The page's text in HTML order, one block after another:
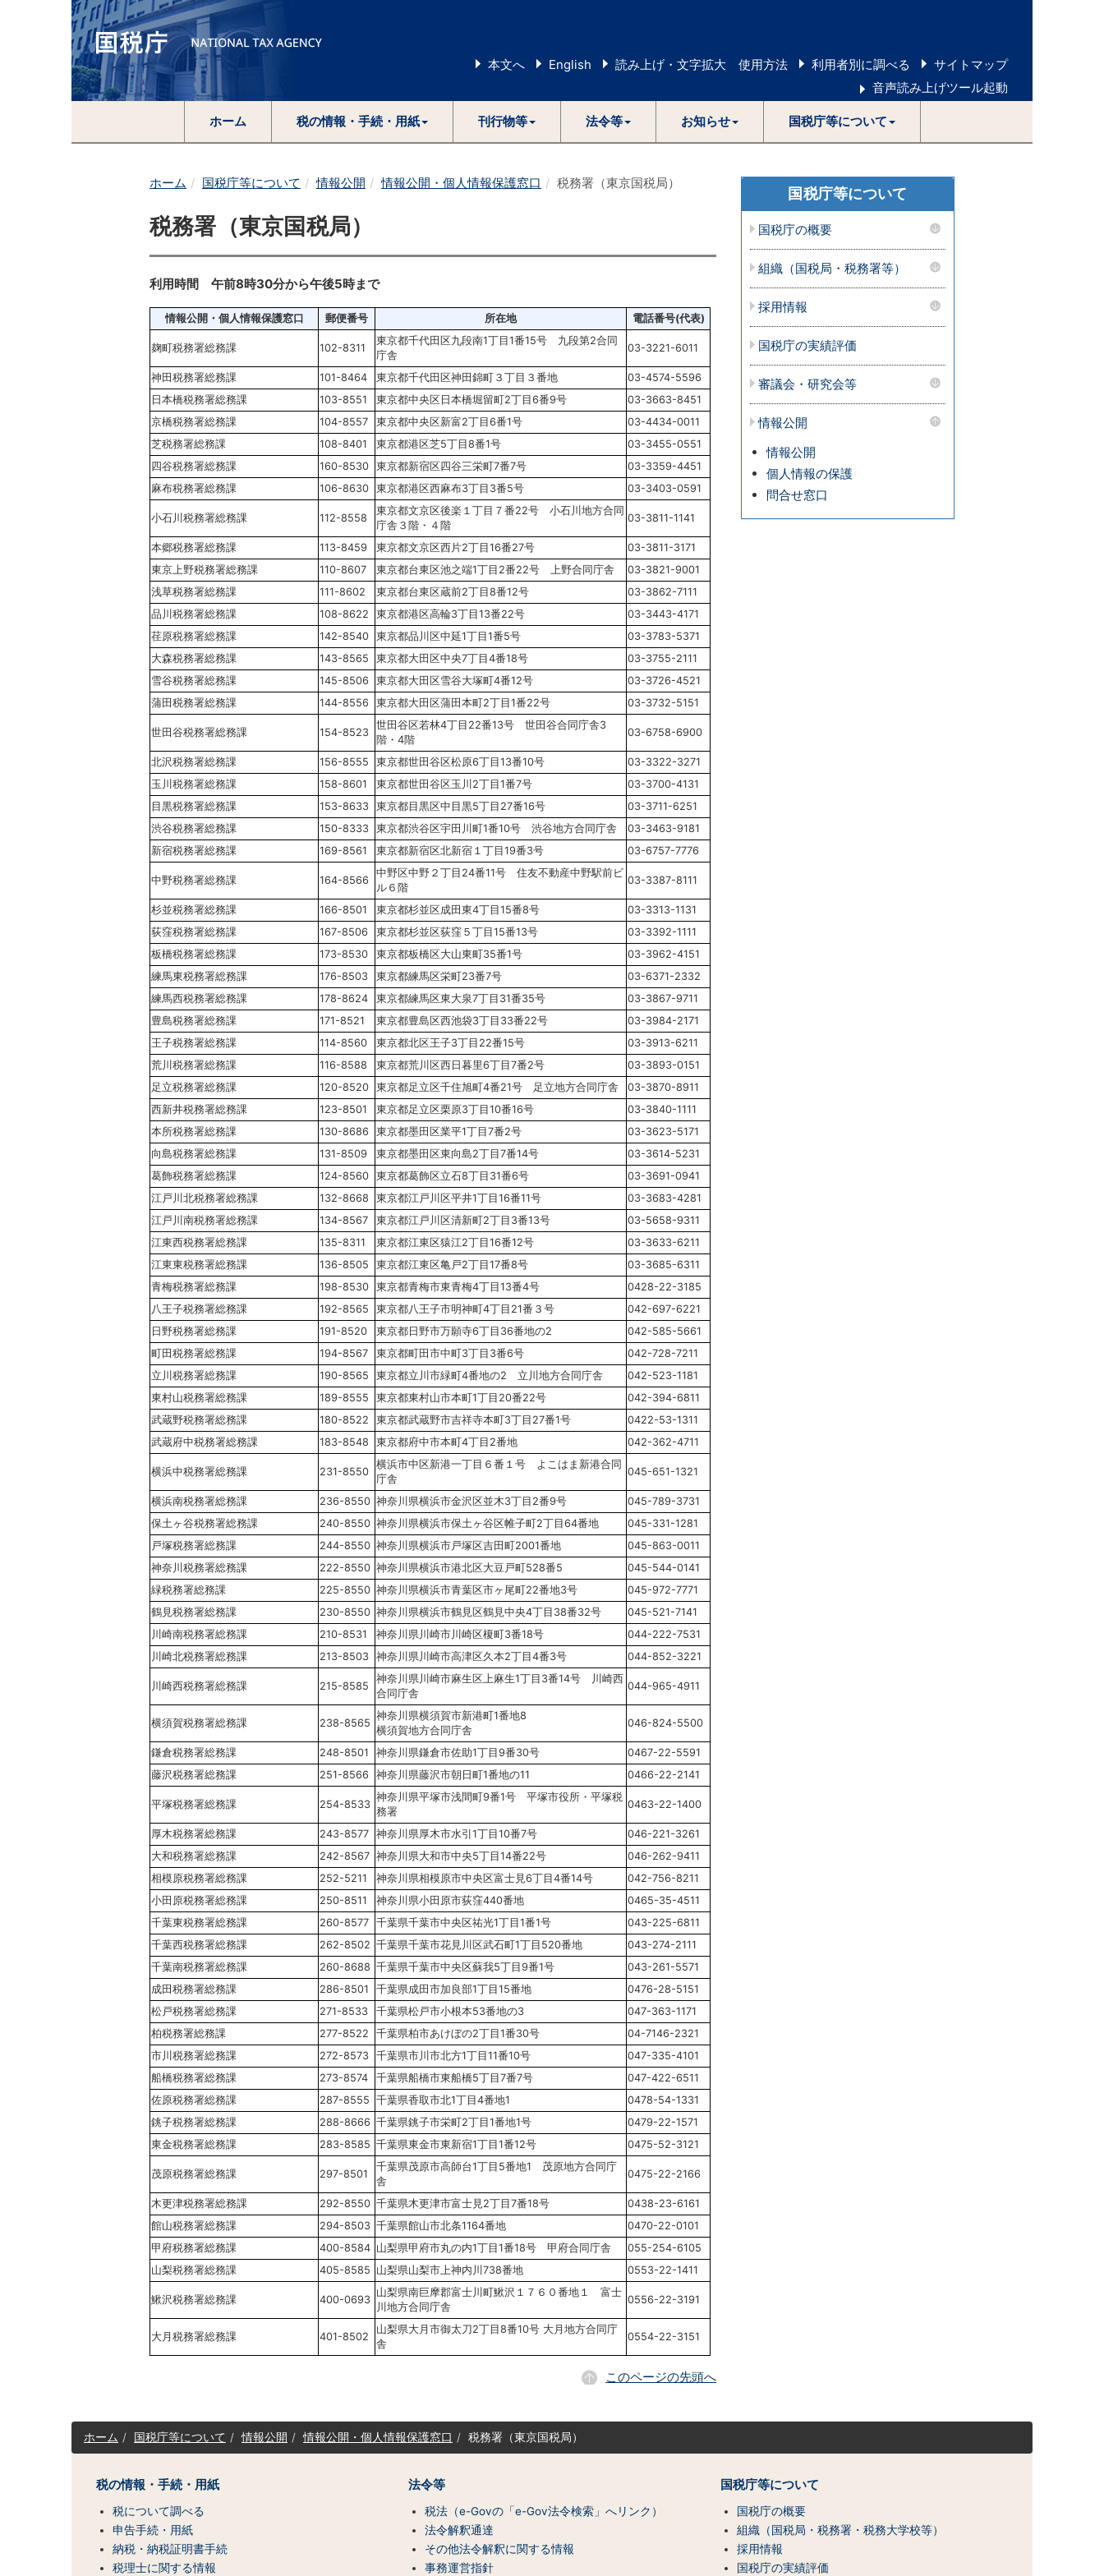
本文へ English 読み上げ・文字拡大 使用方法 利用者別に調べる
サイトマップ
音声読み上げツール起動
ホーム 税の情報・手続・用紙 刊行物等 法令等 お知らせ 国税庁等について
ホーム 国税庁等について 情報公開 情報公開・個人情報保護窓口 税務署（東京国税局）
税務署（東京国税局）
利用時間 午前8時30分から午後5時まで
情報公開・個人情報保護窓口 郵便番号 所在地 電話番号(代表)
麹町税務署総務課 102-8311
東京都千代田区九段南1丁目1番15号 九段第2合同
庁舎
03-3221-6011
神田税務署総務課 101-8464 東京都千代田区神田錦町３丁目３番地
03-4574-5596
日本橋税務署総務課
103-8551 東京都中央区日本橋堀留町2丁目6番9号
03-3663-8451
京橋税務署総務課
104-8557 東京都中央区新富2丁目6番1号
03-4434-0011
芝税務署総務課
108-8401 東京都港区芝5丁目8番1号
03-3455-0551
四谷税務署総務課
160-8530 東京都新宿区四谷三栄町7番7号
03-3359-4451
麻布税務署総務課
106-8630 東京都港区西麻布3丁目3番5号 03-3403-0591
小石川税務署総務課 112-8558
東京都文京区後楽１丁目７番22号 小石川地方合同
庁舎３階・４階
03-3811-1141
本郷税務署総務課 113-8459 東京都文京区西片2丁目16番27号
03-3811-3171
東京上野税務署総務課
110-8607 東京都台東区池之端1丁目2番22号 上野合同庁舎
03-3821-9001
浅草税務署総務課
111-8602 東京都台東区蔵前2丁目8番12号
03-3862-7111
品川税務署総務課
108-8622 東京都港区高輪3丁目13番22号
03-3443-4171
荏原税務署総務課
142-8540 東京都品川区中延1丁目1番5号
03-3783-5371
大森税務署総務課
143-8565 東京都大田区中央7丁目4番18号
03-3755-2111
雪谷税務署総務課
145-8506 東京都大田区雪谷大塚町4番12号
03-3726-4521
蒲田税務署総務課
144-8556 東京都大田区蒲田本町2丁目1番22号 03-3732-5151
世田谷税務署総務課 154-8523
世田谷区若林4丁目22番13号 世田谷合同庁舎3
階・4階
03-6758-6900
北沢税務署総務課 156-8555 東京都世田谷区松原6丁目13番10号
03-3322-3271
玉川税務署総務課
158-8601 東京都世田谷区玉川2丁目1番7号
03-3700-4131
目黒税務署総務課
153-8633 東京都目黒区中目黒5丁目27番16号
03-3711-6251
渋谷税務署総務課
150-8333 東京都渋谷区宇田川町1番10号 渋谷地方合同庁舎
03-3463-9181
新宿税務署総務課
169-8561 東京都新宿区北新宿１丁目19番3号 03-6757-7776
中野税務署総務課 164-8566
中野区中野２丁目24番11号 住友不動産中野駅前ビ
ル６階
03-3387-8111
杉並税務署総務課 166-8501 東京都杉並区成田東4丁目15番8号
03-3313-1131
荻窪税務署総務課
167-8506 東京都杉並区荻窪５丁目15番13号
03-3392-1111
板橋税務署総務課
173-8530 東京都板橋区大山東町35番1号
03-3962-4151
練馬東税務署総務課
176-8503 東京都練馬区栄町23番7号
03-6371-2332
練馬西税務署総務課
178-8624 東京都練馬区東大泉7丁目31番35号
03-3867-9711
豊島税務署総務課
171-8521 東京都豊島区西池袋3丁目33番22号
03-3984-2171
王子税務署総務課
114-8560 東京都北区王子3丁目22番15号
03-3913-6211
荒川税務署総務課
116-8588 東京都荒川区西日暮里6丁目7番2号
03-3893-0151
足立税務署総務課
120-8520 東京都足立区千住旭町4番21号 足立地方合同庁舎
03-3870-8911
西新井税務署総務課
123-8501 東京都足立区栗原3丁目10番16号
03-3840-1111
本所税務署総務課
130-8686 東京都墨田区業平1丁目7番2号
03-3623-5171
向島税務署総務課
131-8509 東京都墨田区東向島2丁目7番14号
03-3614-5231
葛飾税務署総務課
124-8560 東京都葛飾区立石8丁目31番6号
03-3691-0941
江戸川北税務署総務課
132-8668 東京都江戸川区平井1丁目16番11号
03-3683-4281
江戸川南税務署総務課
134-8567 東京都江戸川区清新町2丁目3番13号
03-5658-9311
江東西税務署総務課
135-8311 東京都江東区猿江2丁目16番12号
03-3633-6211
江東東税務署総務課
136-8505 東京都江東区亀戸2丁目17番8号
03-3685-6311
青梅税務署総務課
198-8530 東京都青梅市東青梅4丁目13番4号
0428-22-3185
八王子税務署総務課
192-8565 東京都八王子市明神町4丁目21番３号
042-697-6221
日野税務署総務課
191-8520 東京都日野市万願寺6丁目36番地の2
042-585-5661
町田税務署総務課
194-8567 東京都町田市中町3丁目3番6号
042-728-7211
立川税務署総務課
190-8565 東京都立川市緑町4番地の2 立川地方合同庁舎
042-523-1181
東村山税務署総務課
189-8555 東京都東村山市本町1丁目20番22号
042-394-6811
武蔵野税務署総務課
180-8522 東京都武蔵野市吉祥寺本町3丁目27番1号
0422-53-1311
武蔵府中税務署総務課
183-8548 東京都府中市本町4丁目2番地 042-362-4711
横浜中税務署総務課 231-8550
横浜市中区新港一丁目６番１号 よこはま新港合同
庁舎
045-651-1321
横浜南税務署総務課 236-8550 神奈川県横浜市金沢区並木3丁目2番9号
045-789-3731
保土ヶ谷税務署総務課
240-8550 神奈川県横浜市保土ヶ谷区帷子町2丁目64番地
045-331-1281
戸塚税務署総務課
244-8550 神奈川県横浜市戸塚区吉田町2001番地
045-863-0011
神奈川税務署総務課
222-8550 神奈川県横浜市港北区大豆戸町528番5
045-544-0141
緑税務署総務課
225-8550 神奈川県横浜市青葉区市ヶ尾町22番地3号
045-972-7771
鶴見税務署総務課
230-8550 神奈川県横浜市鶴見区鶴見中央4丁目38番32号
045-521-7141
川崎南税務署総務課
210-8531 神奈川県川崎市川崎区榎町3番18号
044-222-7531
川崎北税務署総務課
213-8503 神奈川県川崎市高津区久本2丁目4番3号 044-852-3221
川崎西税務署総務課 215-8585
神奈川県川崎市麻生区上麻生1丁目3番14号 川崎西
合同庁舎
044-965-4911
横須賀税務署総務課 238-8565
神奈川県横須賀市新港町1番地8
横須賀地方合同庁舎
046-824-5500
鎌倉税務署総務課 248-8501 神奈川県鎌倉市佐助1丁目9番30号
0467-22-5591
藤沢税務署総務課
251-8566 神奈川県藤沢市朝日町1番地の11 0466-22-2141
平塚税務署総務課 254-8533
神奈川県平塚市浅間町9番1号 平塚市役所・平塚税
務署
0463-22-1400
厚木税務署総務課 243-8577 神奈川県厚木市水引1丁目10番7号
046-221-3261
大和税務署総務課
242-8567 神奈川県大和市中央5丁目14番22号
046-262-9411
相模原税務署総務課
252-5211 神奈川県相模原市中央区富士見6丁目4番14号
042-756-8211
小田原税務署総務課
250-8511 神奈川県小田原市荻窪440番地
0465-35-4511
千葉東税務署総務課
260-8577 千葉県千葉市中央区祐光1丁目1番1号
043-225-6811
千葉西税務署総務課
262-8502 千葉県千葉市花見川区武石町1丁目520番地
043-274-2111
千葉南税務署総務課
260-8688 千葉県千葉市中央区蘇我5丁目9番1号
043-261-5571
成田税務署総務課
286-8501 千葉県成田市加良部1丁目15番地
0476-28-5151
松戸税務署総務課
271-8533 千葉県松戸市小根本53番地の3
047-363-1171
柏税務署総務課
277-8522 千葉県柏市あけぼの2丁目1番30号
04-7146-2321
市川税務署総務課
272-8573 千葉県市川市北方1丁目11番10号
047-335-4101
船橋税務署総務課
273-8574 千葉県船橋市東船橋5丁目7番7号
047-422-6511
佐原税務署総務課
287-8555 千葉県香取市北1丁目4番地1
0478-54-1331
銚子税務署総務課
288-8666 千葉県銚子市栄町2丁目1番地1号
0479-22-1571
東金税務署総務課
283-8585 千葉県東金市東新宿1丁目1番12号 0475-52-3121
茂原税務署総務課 297-8501
千葉県茂原市高師台1丁目5番地1 茂原地方合同庁
舎
0475-22-2166
木更津税務署総務課 292-8550 千葉県木更津市富士見2丁目7番18号
0438-23-6161
館山税務署総務課
294-8503 千葉県館山市北条1164番地
0470-22-0101
甲府税務署総務課
400-8584 山梨県甲府市丸の内1丁目1番18号 甲府合同庁舎
055-254-6105
山梨税務署総務課
405-8585 山梨県山梨市上神内川738番地 0553-22-1411
鰍沢税務署総務課 400-0693
山梨県南巨摩郡富士川町鰍沢１７６０番地１ 富士
川地方合同庁舎
0556-22-3191
大月税務署総務課 401-8502
山梨県大月市御太刀2丁目8番10号 大月地方合同庁
舎
0554-22-3151
このページの先頭へ
国税庁等について
国税庁の概要
組織（国税局・税務署等）
採用情報
国税庁の実績評価
審議会・研究会等
情報公開
情報公開
個人情報の保護
問合せ窓口
サ
イ
（コ
ホーム 国税庁等について 情報公開 情報公開・個人情報保護窓口 税務署（東京国税局）
税の情報・手続・用紙
税について調べる
申告手続・用紙
納税・納税証明書手続
税理士に関する情報
法令等
税法（e-Govの「e-Gov法令検索」へリンク）
法令解釈通達
その他法令解釈に関する情報
事務運営指針
国税庁等について
国税庁の概要
組織（国税局・税務署・税務大学校等）
採用情報
国税庁の実績評価